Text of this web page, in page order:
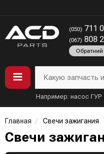
(050) 711
(067) 808
Какую запчасть
Например: насос ГУР
Главная Свечи зажигания
Свечи